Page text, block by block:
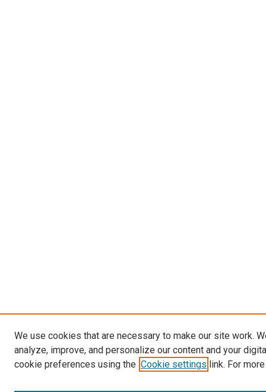
We use cookies that are necessary to make our site work.
analyze, improve, and personalize our content and your
cookie preferences using the Cookie settings link. For